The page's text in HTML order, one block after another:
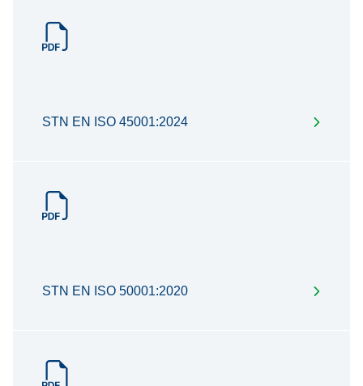
STN EN ISO 45001:2024
STN EN ISO 50001:2020